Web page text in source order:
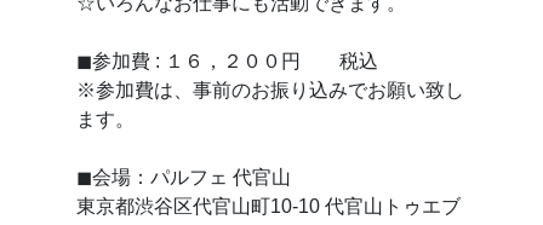
◼参加費 : １６，２００円 税込
※参加費は、事前のお振り込みでお願い致し
ます。
◼会場：パルフェ 代官山
東京都渋谷区代官山町10-10 代官山トゥエブ